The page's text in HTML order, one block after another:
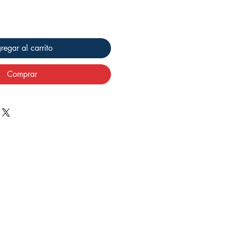
al carrito
Comprar